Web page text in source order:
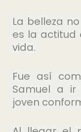
La belleza
es la actitud
vida.
Fue así
Samuel a
joven